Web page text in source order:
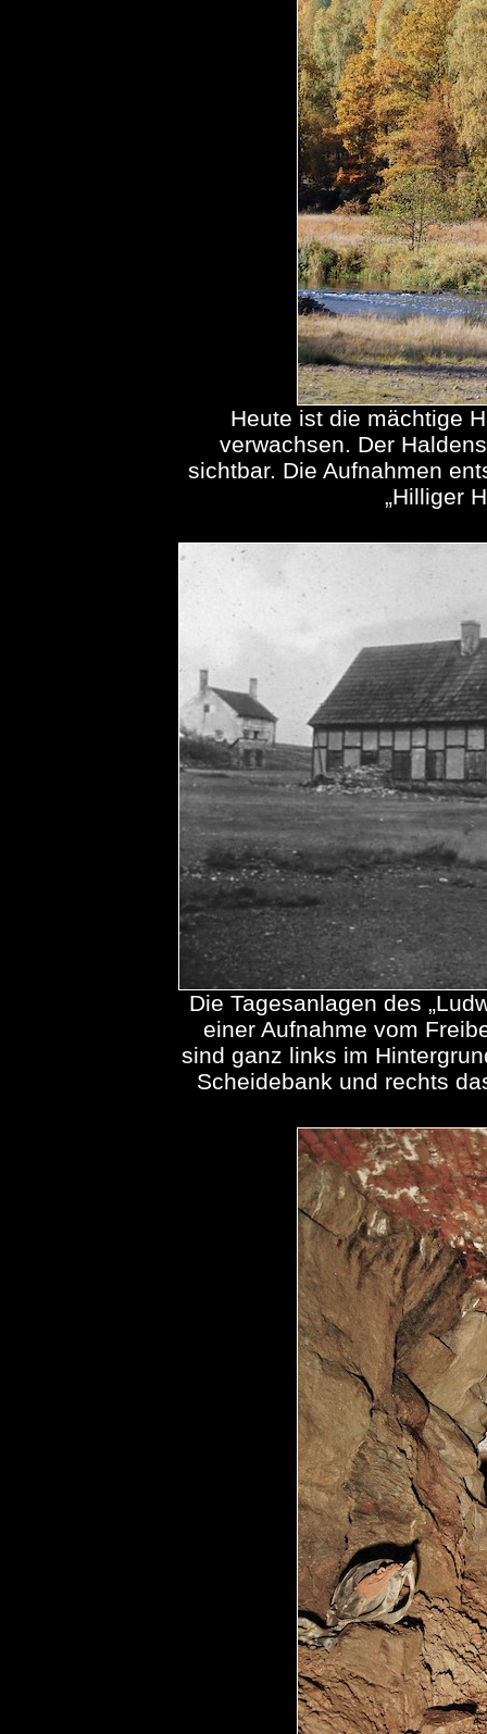
Heute ist die mächtige
verwachsen. Der
sichtbar. Die Aufnahmen
„Hilliger
Die Tagesanlagen des
einer Aufnahme vom
sind ganz links im
Scheidebank und rechts